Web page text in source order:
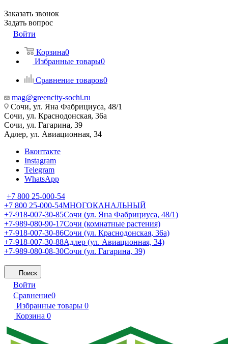
Заказать звонок
Задать вопрос
Войти
Корзина0
Избранные товары0
Сравнение товаров0
mag@greencity-sochi.ru
Сочи, ул. Яна Фабрициуса, 48/1
Сочи, ул. Краснодонская, 36а
Сочи, ул. Гагарина, 39
Адлер, ул. Авиационная, 34
Вконтакте
Instagram
Telegram
WhatsApp
+7 800 25-000-54
+7 800 25-000-54МНОГОКАНАЛЬНЫЙ
+7-918-007-30-85Сочи (ул. Яна Фабрициуса, 48/1)
+7-989-080-90-17Сочи (комнатные растения)
+7-918-007-30-86Сочи (ул. Краснодонская, 36а)
+7-918-007-30-88Адлер (ул. Авиационная, 34)
+7-989-080-08-30Сочи (ул. Гагарина, 39)
Поиск
Войти
Сравнение0
Избранные товары 0
Корзина 0